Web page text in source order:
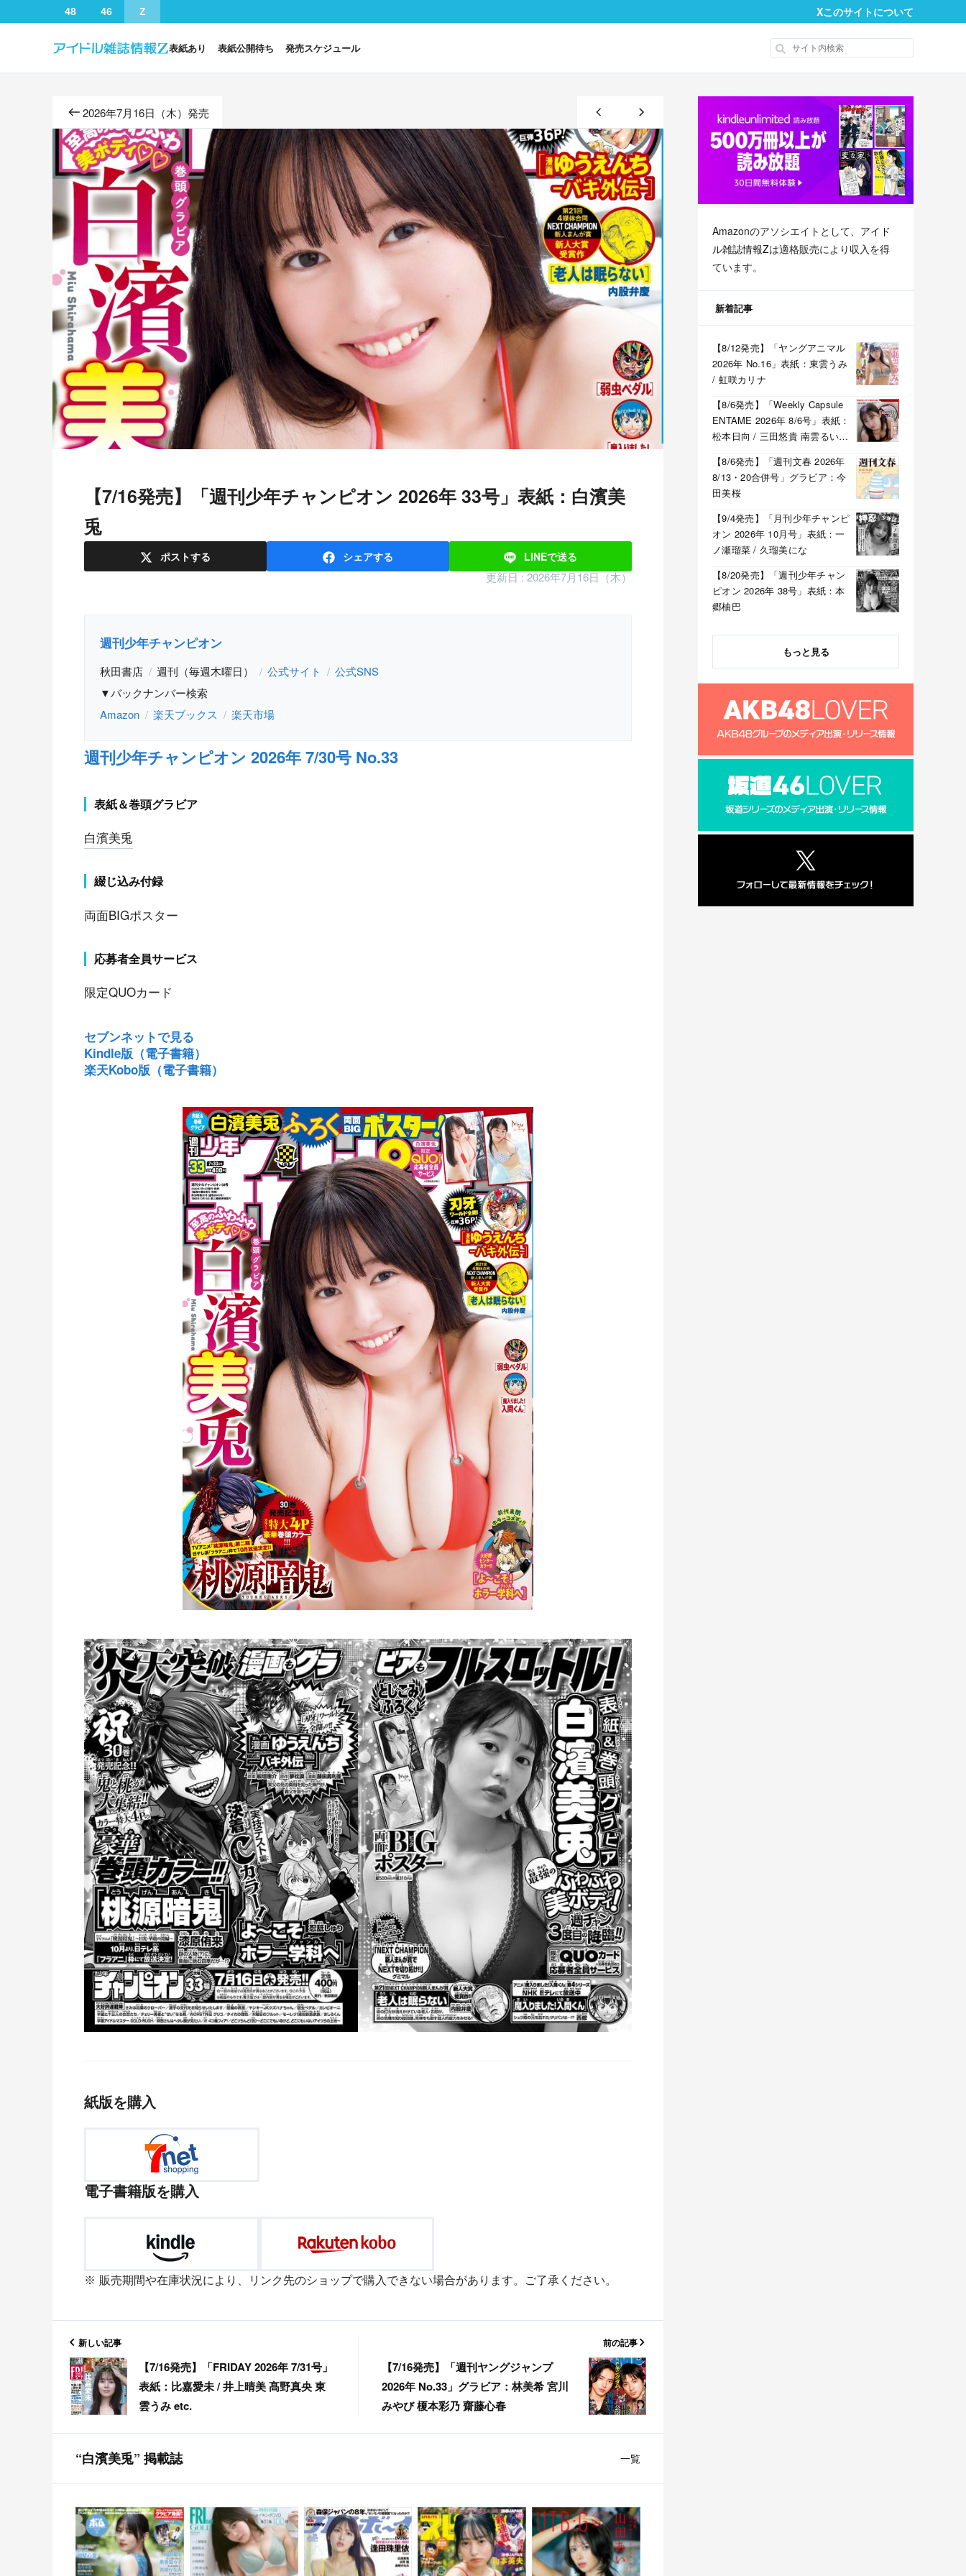
48 46 Z Xこのサイトについて
表紙あり 表紙公開待ち 発売スケジュール
2026年7月16日（木）発売
【7/16発売】「週刊少年チャンピオン 2026年 33号」表紙：白濱美
兎
ポストする シェアする LINEで送る
更新日 : 2026年7月16日（木）
週刊少年チャンピオン
秋田書店 週刊（毎週木曜日） 公式サイト
公式SNS
▼バックナンバー検索
Amazon
楽天ブックス 楽天市場
週刊少年チャンピオン 2026年 7/30号 No.33
表紙＆巻頭グラビア
白濱美兎
綴じ込み付録
両面BIGポスター
応募者全員サービス
限定QUOカード
セブンネットで見る
Kindle版（電子書籍）
楽天Kobo版（電子書籍）
紙版を購入
電子書籍版を購入
販売期間や在庫状況により、リンク先のショップで購入できない場合があります。ご了承ください。
新しい記事
【7/16発売】「FRIDAY 2026年 7/31号」
表紙：比嘉愛未 / 井上晴美 髙野真央 東
雲うみ etc.
前の記事
【7/16発売】「週刊ヤングジャンプ
2026年 No.33」グラビア：林美希 宮川
みやび 榎本彩乃 齋藤心春
“白濱美兎” 掲載誌 一覧
Amazonのアソシエイトとして、 アイド
ル雑誌情報Zは適格販売により収入を得
ています。
新着記事
【8/12発売】「ヤングアニマル
2026年 No.16」表紙：東雲うみ
/ 虹咲カリナ
【8/6発売】「Weekly Capsule
ENTAME 2026年 8/6号」表紙：
松本日向 / 三田悠貴 南雲るい
【8/6発売】「週刊文春 2026年
8/13・20合併号」グラビア：今
田美桜
【9/4発売】「月刊少年チャンピ
オン 2026年 10月号」表紙：一
ノ瀬瑠菜 / 久瑠美にな
【8/20発売】「週刊少年チャン
ピオン 2026年 38号」表紙：本
郷柚巴
もっと見る